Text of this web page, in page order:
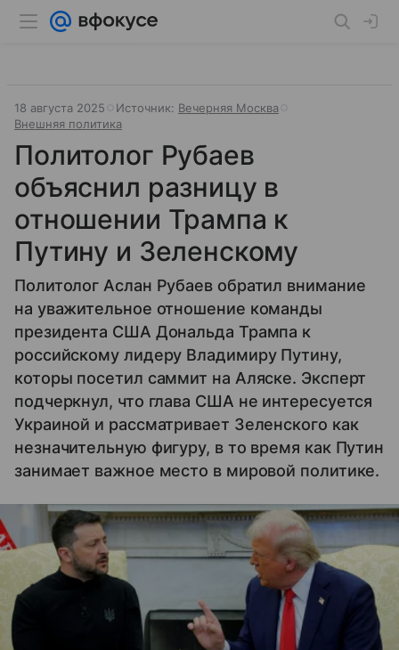
18 августа 2025 Источник: Вечерняя Москва
Внешняя политика
Политолог Рубаев
объяснил разницу в
отношении Трампа к
Путину и Зеленскому
Политолог Аслан Рубаев обратил внимание
на уважительное отношение команды
президента США Дональда Трампа к
российскому лидеру Владимиру Путину,
которы посетил саммит на Аляске. Эксперт
подчеркнул, что глава США не интересуется
Украиной и рассматривает Зеленского как
незначительную фигуру, в то время как Путин
занимает важное место в мировой политике.